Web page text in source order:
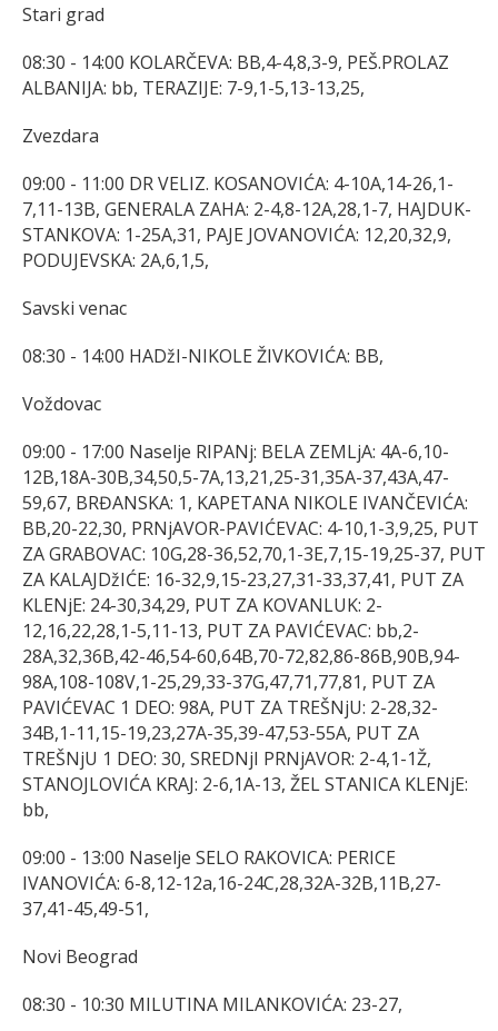
Stari grad
08:30 - 14:00 KOLARČEVA: BB,4-4,8,3-9, PEŠ.PROLAZ
ALBANIJA: bb, TERAZIJE: 7-9,1-5,13-13,25,
Zvezdara
09:00 - 11:00 DR VELIZ. KOSANOVIĆA: 4-10A,14-26,1-
7,11-13B, GENERALA ZAHA: 2-4,8-12A,28,1-7, HAJDUK-
STANKOVA: 1-25A,31, PAJE JOVANOVIĆA: 12,20,32,9,
PODUJEVSKA: 2A,6,1,5,
Savski venac
08:30 - 14:00 HADžI-NIKOLE ŽIVKOVIĆA: BB,
Voždovac
09:00 - 17:00 Naselje RIPANj: BELA ZEMLjA: 4A-6,10-
12B,18A-30B,34,50,5-7A,13,21,25-31,35A-37,43A,47-
59,67, BRĐANSKA: 1, KAPETANA NIKOLE IVANČEVIĆA:
BB,20-22,30, PRNjAVOR-PAVIĆEVAC: 4-10,1-3,9,25, PUT
ZA GRABOVAC: 10G,28-36,52,70,1-3E,7,15-19,25-37, PUT
ZA KALAJDžIĆE: 16-32,9,15-23,27,31-33,37,41, PUT ZA
KLENjE: 24-30,34,29, PUT ZA KOVANLUK: 2-
12,16,22,28,1-5,11-13, PUT ZA PAVIĆEVAC: bb,2-
28A,32,36B,42-46,54-60,64B,70-72,82,86-86B,90B,94-
98A,108-108V,1-25,29,33-37G,47,71,77,81, PUT ZA
PAVIĆEVAC 1 DEO: 98A, PUT ZA TREŠNjU: 2-28,32-
34B,1-11,15-19,23,27A-35,39-47,53-55A, PUT ZA
TREŠNjU 1 DEO: 30, SREDNjI PRNjAVOR: 2-4,1-1Ž,
STANOJLOVIĆA KRAJ: 2-6,1A-13, ŽEL STANICA KLENjE:
bb,
09:00 - 13:00 Naselje SELO RAKOVICA: PERICE
IVANOVIĆA: 6-8,12-12a,16-24C,28,32A-32B,11B,27-
37,41-45,49-51,
Novi Beograd
08:30 - 10:30 MILUTINA MILANKOVIĆA: 23-27,